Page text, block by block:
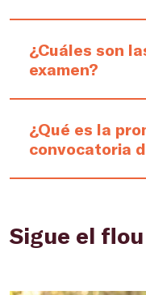
¿Cuáles son
examen?
¿Qué es la
convocatoria
Sigue el flou